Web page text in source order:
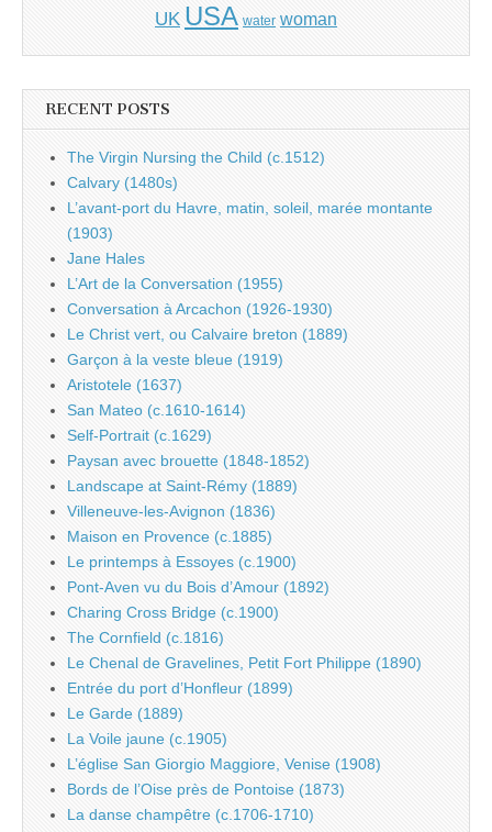
UK USA water woman
RECENT POSTS
The Virgin Nursing the Child (c.1512)
Calvary (1480s)
L’avant-port du Havre, matin, soleil, marée montante
(1903)
Jane Hales
L’Art de la Conversation (1955)
Conversation à Arcachon (1926-1930)
Le Christ vert, ou Calvaire breton (1889)
Garçon à la veste bleue (1919)
Aristotele (1637)
San Mateo (c.1610-1614)
Self-Portrait (c.1629)
Paysan avec brouette (1848-1852)
Landscape at Saint-Rémy (1889)
Villeneuve-les-Avignon (1836)
Maison en Provence (c.1885)
Le printemps à Essoyes (c.1900)
Pont-Aven vu du Bois d’Amour (1892)
Charing Cross Bridge (c.1900)
The Cornfield (c.1816)
Le Chenal de Gravelines, Petit Fort Philippe (1890)
Entrée du port d’Honfleur (1899)
Le Garde (1889)
La Voile jaune (c.1905)
L’église San Giorgio Maggiore, Venise (1908)
Bords de l’Oise près de Pontoise (1873)
La danse champêtre (c.1706-1710)